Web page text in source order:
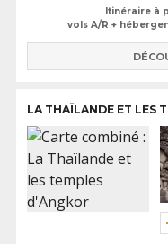
Itinéraire à
vols A/R +
LA THAÏLANDE ET LES